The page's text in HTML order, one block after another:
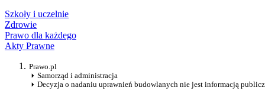
Szkoły i uczelnie
Zdrowie
Prawo dla każdego
Akty Prawne
Prawo.pl
Samorząd i administracja
Decyzja o nadaniu uprawnień budowlanych nie jest informacją